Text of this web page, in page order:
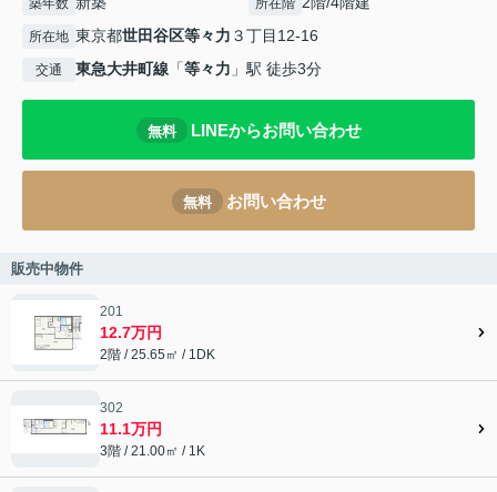
築年数 所在階
所在地 東京都世田谷区等々力 ３丁目12-16
交通 東急大井町線 「等々力 」駅 徒歩3分
無料 LINEからお問い合わせ
無料 お問い合わせ
販売中物件
201
12.7万円
2階 / 25.65㎡ / 1DK
302
11.1万円
3階 / 21.00㎡ / 1K